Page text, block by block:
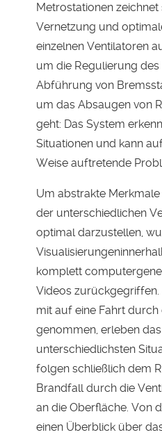
Metrostationen
Vernetzung und
einzelnen Ventilatoren
um die Regulierung
Abführung von
um das Absaugen von
geht: Das System
Situationen und kann
Weise auftretende
Um abstrakte
der unterschiedlichen
optimal darzustellen,
komplett
Videos
mit auf eine Fahrt
genommen, erleben
unterschiedlichsten
folgen schließlich dem
Brandfall durch die
an die Oberfläche. Von
einen Überblick über